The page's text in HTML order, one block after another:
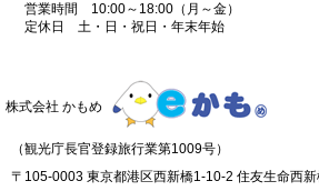
営業時間 10:00～18:00（月～金）
定休日 土・日・祝日・年末年始
株式会社 かもめ
（観光庁長官登録旅行業第1009号）
〒105-0003 東京都港区西新橋1-10-2 住友生命西